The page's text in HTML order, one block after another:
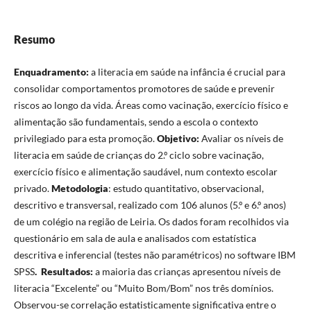
Resumo
Enquadramento: a literacia em saúde na infância é crucial para
consolidar comportamentos promotores de saúde e prevenir
riscos ao longo da vida. Áreas como vacinação, exercício físico e
alimentação são fundamentais, sendo a escola o contexto
privilegiado para esta promoção.Objetivo: Avaliar os níveis de
literacia em saúde de crianças do 2.º ciclo sobre vacinação,
exercício físico e alimentação saudável, num contexto escolar
privado.Metodologia: estudo quantitativo, observacional,
descritivo e transversal, realizado com 106 alunos (5.º e 6.º anos)
de um colégio na região de Leiria. Os dados foram recolhidos via
questionário em sala de aula e analisados com estatística
descritiva e inferencial (testes não paramétricos) no software IBM
SPSS. Resultados: a maioria das crianças apresentou níveis de
literacia “Excelente” ou “Muito Bom/Bom” nos três domínios.
Observou-se correlação estatisticamente significativa entre o